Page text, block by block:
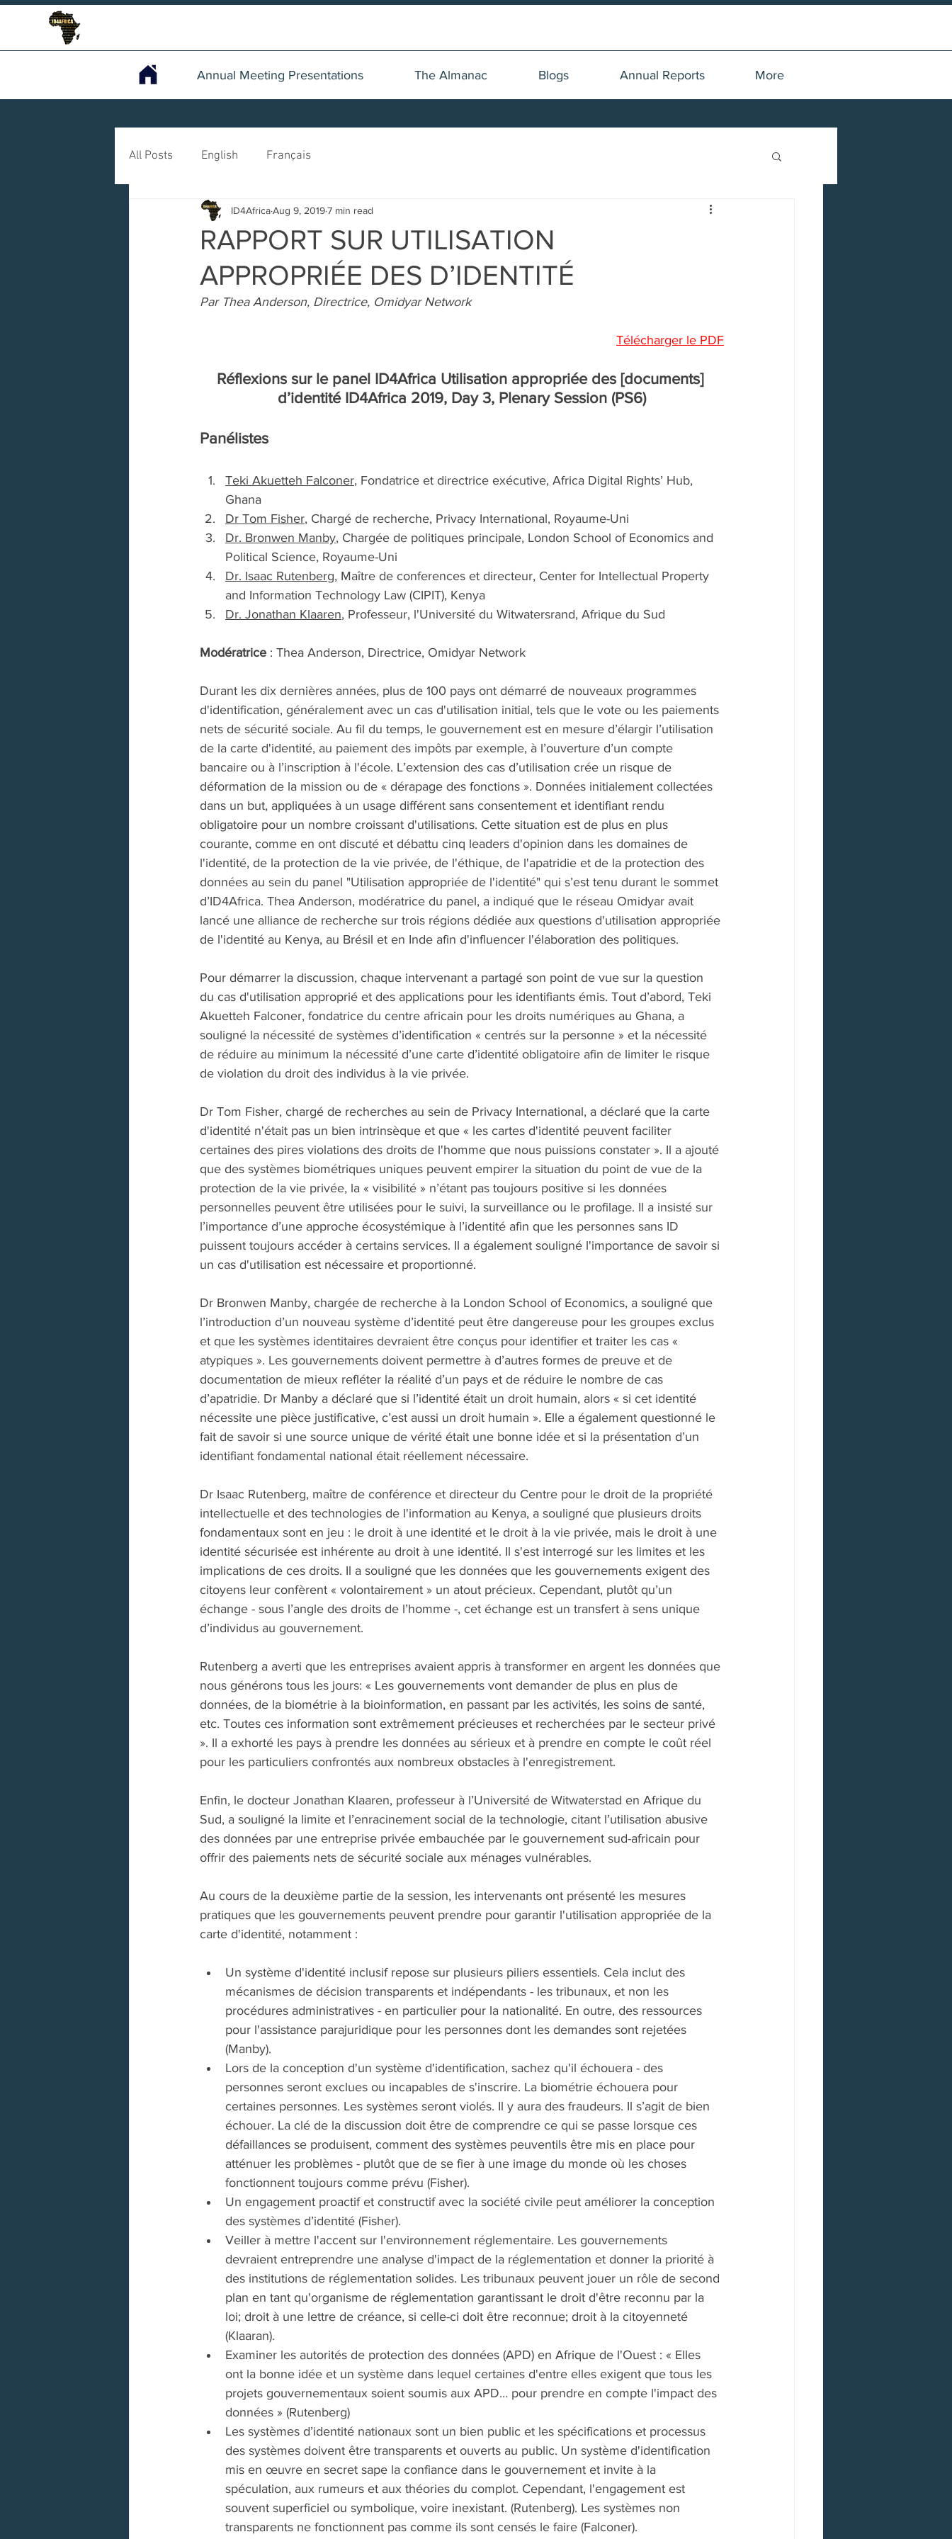
All Posts English Français
RAPPORT SUR UTILISATION
APPROPRIÉE DES D’IDENTITÉ
ID4AfricaAug 9, 20197 min read
Par Thea Anderson, Directrice, Omidyar Network
Télécharger le PDF
Réflexions sur le panel ID4Africa Utilisation appropriée des [documents]
d’identité ID4Africa 2019, Day 3, Plenary Session (PS6)
Panélistes
Teki Akuetteh Falconer, Fondatrice et directrice exécutive, Africa Digital Rights’ Hub,
Ghana
Dr Tom Fisher, Chargé de recherche, Privacy International, Royaume-Uni
Dr. Bronwen Manby, Chargée de politiques principale, London School of Economics and
Political Science, Royaume-Uni
Dr. Isaac Rutenberg, Maître de conferences et directeur, Center for Intellectual Property
and Information Technology Law (CIPIT), Kenya
Dr. Jonathan Klaaren, Professeur, l'Université du Witwatersrand, Afrique du Sud
Modératrice : Thea Anderson, Directrice, Omidyar Network
Durant les dix dernières années, plus de 100 pays ont démarré de nouveaux programmes
d'identification, généralement avec un cas d'utilisation initial, tels que le vote ou les paiements
nets de sécurité sociale. Au fil du temps, le gouvernement est en mesure d’élargir l’utilisation
de la carte d'identité, au paiement des impôts par exemple, à l’ouverture d’un compte
bancaire ou à l’inscription à l'école. L’extension des cas d’utilisation crée un risque de
déformation de la mission ou de « dérapage des fonctions ». Données initialement collectées
dans un but, appliquées à un usage différent sans consentement et identifiant rendu
obligatoire pour un nombre croissant d'utilisations. Cette situation est de plus en plus
courante, comme en ont discuté et débattu cinq leaders d'opinion dans les domaines de
l'identité, de la protection de la vie privée, de l'éthique, de l'apatridie et de la protection des
données au sein du panel "Utilisation appropriée de l'identité" qui s’est tenu durant le sommet
d’ID4Africa. Thea Anderson, modératrice du panel, a indiqué que le réseau Omidyar avait
lancé une alliance de recherche sur trois régions dédiée aux questions d'utilisation appropriée
de l'identité au Kenya, au Brésil et en Inde afin d'influencer l'élaboration des politiques.
Pour démarrer la discussion, chaque intervenant a partagé son point de vue sur la question
du cas d'utilisation approprié et des applications pour les identifiants émis. Tout d’abord, Teki
Akuetteh Falconer, fondatrice du centre africain pour les droits numériques au Ghana, a
souligné la nécessité de systèmes d’identification « centrés sur la personne » et la nécessité
de réduire au minimum la nécessité d’une carte d’identité obligatoire afin de limiter le risque
de violation du droit des individus à la vie privée.
Dr Tom Fisher, chargé de recherches au sein de Privacy International, a déclaré que la carte
d'identité n'était pas un bien intrinsèque et que « les cartes d'identité peuvent faciliter
certaines des pires violations des droits de l'homme que nous puissions constater ». Il a ajouté
que des systèmes biométriques uniques peuvent empirer la situation du point de vue de la
protection de la vie privée, la « visibilité » n’étant pas toujours positive si les données
personnelles peuvent être utilisées pour le suivi, la surveillance ou le profilage. Il a insisté sur
l’importance d’une approche écosystémique à l’identité afin que les personnes sans ID
puissent toujours accéder à certains services. Il a également souligné l'importance de savoir si
un cas d'utilisation est nécessaire et proportionné.
Dr Bronwen Manby, chargée de recherche à la London School of Economics, a souligné que
l’introduction d’un nouveau système d’identité peut être dangereuse pour les groupes exclus
et que les systèmes identitaires devraient être conçus pour identifier et traiter les cas «
atypiques ». Les gouvernements doivent permettre à d’autres formes de preuve et de
documentation de mieux refléter la réalité d’un pays et de réduire le nombre de cas
d’apatridie. Dr Manby a déclaré que si l’identité était un droit humain, alors « si cet identité
nécessite une pièce justificative, c’est aussi un droit humain ». Elle a également questionné le
fait de savoir si une source unique de vérité était une bonne idée et si la présentation d’un
identifiant fondamental national était réellement nécessaire.
Dr Isaac Rutenberg, maître de conférence et directeur du Centre pour le droit de la propriété
intellectuelle et des technologies de l'information au Kenya, a souligné que plusieurs droits
fondamentaux sont en jeu : le droit à une identité et le droit à la vie privée, mais le droit à une
identité sécurisée est inhérente au droit à une identité. Il s'est interrogé sur les limites et les
implications de ces droits. Il a souligné que les données que les gouvernements exigent des
citoyens leur confèrent « volontairement » un atout précieux. Cependant, plutôt qu’un
échange - sous l’angle des droits de l’homme -, cet échange est un transfert à sens unique
d’individus au gouvernement.
Rutenberg a averti que les entreprises avaient appris à transformer en argent les données que
nous générons tous les jours: « Les gouvernements vont demander de plus en plus de
données, de la biométrie à la bioinformation, en passant par les activités, les soins de santé,
etc. Toutes ces information sont extrêmement précieuses et recherchées par le secteur privé
». Il a exhorté les pays à prendre les données au sérieux et à prendre en compte le coût réel
pour les particuliers confrontés aux nombreux obstacles à l'enregistrement.
Enfin, le docteur Jonathan Klaaren, professeur à l’Université de Witwaterstad en Afrique du
Sud, a souligné la limite et l’enracinement social de la technologie, citant l’utilisation abusive
des données par une entreprise privée embauchée par le gouvernement sud-africain pour
offrir des paiements nets de sécurité sociale aux ménages vulnérables.
Au cours de la deuxième partie de la session, les intervenants ont présenté les mesures
pratiques que les gouvernements peuvent prendre pour garantir l'utilisation appropriée de la
carte d'identité, notamment :
Un système d'identité inclusif repose sur plusieurs piliers essentiels. Cela inclut des
mécanismes de décision transparents et indépendants - les tribunaux, et non les
procédures administratives - en particulier pour la nationalité. En outre, des ressources
pour l'assistance parajuridique pour les personnes dont les demandes sont rejetées
(Manby).
Lors de la conception d'un système d'identification, sachez qu'il échouera - des
personnes seront exclues ou incapables de s'inscrire. La biométrie échouera pour
certaines personnes. Les systèmes seront violés. Il y aura des fraudeurs. Il s’agit de bien
échouer. La clé de la discussion doit être de comprendre ce qui se passe lorsque ces
défaillances se produisent, comment des systèmes peuventils être mis en place pour
atténuer les problèmes - plutôt que de se fier à une image du monde où les choses
fonctionnent toujours comme prévu (Fisher).
Un engagement proactif et constructif avec la société civile peut améliorer la conception
des systèmes d’identité (Fisher).
Veiller à mettre l'accent sur l'environnement réglementaire. Les gouvernements
devraient entreprendre une analyse d'impact de la réglementation et donner la priorité à
des institutions de réglementation solides. Les tribunaux peuvent jouer un rôle de second
plan en tant qu'organisme de réglementation garantissant le droit d'être reconnu par la
loi; droit à une lettre de créance, si celle-ci doit être reconnue; droit à la citoyenneté
(Klaaran).
Examiner les autorités de protection des données (APD) en Afrique de l'Ouest : « Elles
ont la bonne idée et un système dans lequel certaines d'entre elles exigent que tous les
projets gouvernementaux soient soumis aux APD… pour prendre en compte l'impact des
données » (Rutenberg)
Les systèmes d’identité nationaux sont un bien public et les spécifications et processus
des systèmes doivent être transparents et ouverts au public. Un système d'identification
mis en œuvre en secret sape la confiance dans le gouvernement et invite à la
spéculation, aux rumeurs et aux théories du complot. Cependant, l'engagement est
souvent superficiel ou symbolique, voire inexistant. (Rutenberg). Les systèmes non
transparents ne fonctionnent pas comme ils sont censés le faire (Falconer).
Annual Meeting Presentations The Almanac Blogs Annual Reports More